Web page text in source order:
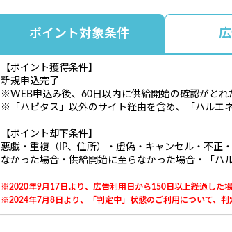
ポイント対象条件
【ポイント獲得条件】
新規申込完了
※WEB申込み後、60日以内に供給開始の確認がとれ
※「ハピタス」以外のサイト経由を含め、「ハルエ
【ポイント却下条件】
悪戯・重複（IP、住所）・虚偽・キャンセル・不正
なかった場合・供給開始に至らなかった場合・「ハ
※2020年9月17日より、広告利用日から150日以上経過した
※2024年7月8日より、「判定中」状態のご利用について、